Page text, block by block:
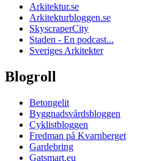
Arkitektur.se
Arkitekturbloggen.se
SkyscraperCity
Staden - En podcast...
Sveriges Arkitekter
Blogroll
Betongelit
Byggnadsvårdsbloggen
Cyklistbloggen
Fredman på Kvarnberget
Gardebring
Gatsmart.eu